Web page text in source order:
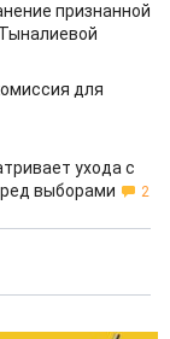
признанной
для
ухода с
выборами
2